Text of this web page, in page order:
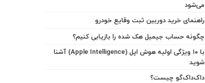
می‌شود
راهنمای خرید دوربین ثبت وقایع خودرو
چگونه حساب جیمیل هک شده را بازیابی کنیم؟
با ۱۰ ویژگی اولیه هوش اپل (Apple Intelligence) آشنا
شوید
داک‌داک‌گو چیست؟